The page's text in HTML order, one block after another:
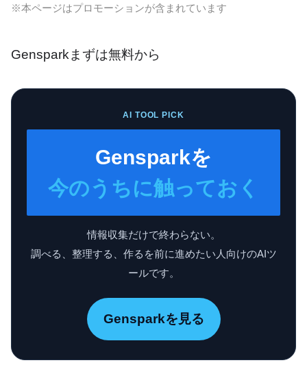
※本ページはプロモーションが含まれています
Gensparkまずは無料から
AI TOOL PICK
Gensparkを
今のうちに触っておく
情報収集だけで終わらない。
調べる、整理する、作るを前に進めたい人向けのAIツ
ールです。
Gensparkを見る